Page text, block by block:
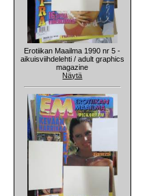
Erotiikan Maailma 1990 nr 5 -
aikuisviihdelehti / adult graphics
magazine
Näytä